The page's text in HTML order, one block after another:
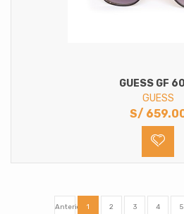
GUESS GF
GUESS
S/
Anterior 1 2 3 4 5